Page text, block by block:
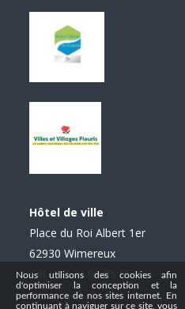
Hôtel de ville
Place du Roi Albert 1er
62930 Wimereux
Tél. : 03 21 99 85 85
Nous utilisons des cookies afin
d'optimiser la conception et la
performance de nos sites internet. En
continuant à naviguer sur ce site, vous